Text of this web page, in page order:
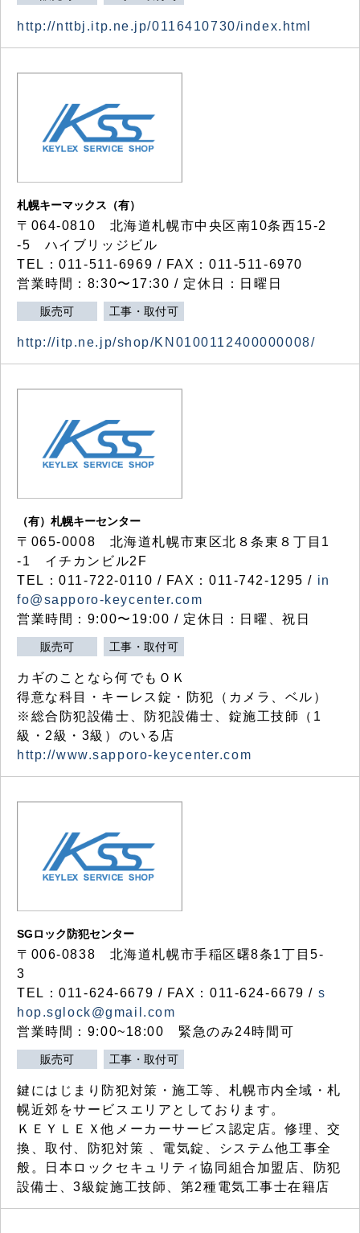
http://nttbj.itp.ne.jp/0116410730/index.html
札幌キーマックス（有）
〒064-0810 北海道札幌市中央区南10条西15-2
-5 ハイブリッジビル
TEL：011-511-6969 / FAX：011-511-6970
営業時間：8:30〜17:30 / 定休日：日曜日
販売可 工事・取付可
http://itp.ne.jp/shop/KN0100112400000008/
（有）札幌キーセンター
〒065-0008 北海道札幌市東区北８条東８丁目1
-1 イチカンビル2F
TEL：011-722-0110 / FAX：011-742-1295 / in
fo@sapporo-keycenter.com
営業時間：9:00〜19:00 / 定休日：日曜、祝日
販売可 工事・取付可
カギのことなら何でもＯＫ
得意な科目・キーレス錠・防犯（カメラ、ベル）
※総合防犯設備士、防犯設備士、錠施工技師（1
級・2級・3級）のいる店
http://www.sapporo-keycenter.com
SGロック防犯センター
〒006-0838 北海道札幌市手稲区曙8条1丁目5-
3
TEL：011-624-6679 / FAX：011-624-6679 / s
hop.sglock@gmail.com
営業時間：9:00~18:00 緊急のみ24時間可
販売可 工事・取付可
鍵にはじまり防犯対策・施工等、札幌市内全域・札
幌近郊をサービスエリアとしております。
ＫＥＹＬＥＸ他メーカーサービス認定店。修理、交
換、取付、防犯対策 、電気錠、システム他工事全
般。日本ロックセキュリティ協同組合加盟店、防犯
設備士、3級錠施工技師、第2種電気工事士在籍店